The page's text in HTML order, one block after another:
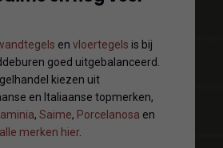
en vloertegels is bij
goed uitgebalanceerd.
kiezen uit
en Italiaanse topmerken,
, Saime, Porcelanosa en
merken hier.